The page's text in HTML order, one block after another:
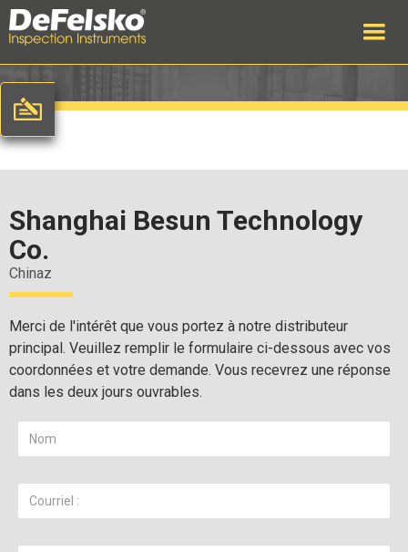
Shanghai Besun Technology
Co.
Chinaz
Merci de l'intérêt que vous portez à notre distributeur
principal. Veuillez remplir le formulaire ci-dessous avec vos
coordonnées et votre demande. Vous recevrez une réponse
dans les deux jours ouvrables.